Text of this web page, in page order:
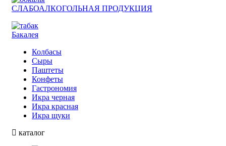
СЛАБОАЛКОГОЛЬНАЯ ПРОДУКЦИЯ
Бакалея
Колбасы
Сыры
Паштеты
Конфеты
Гастрономия
Икра черная
Икра красная
Икра щуки
каталог